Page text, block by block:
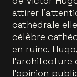
attirer
cathédrale
célèbre
en ruine.
l'architecture
l'opinion